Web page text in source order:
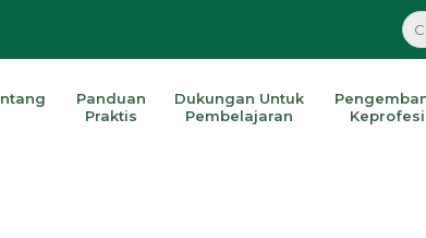
Panduan
Praktis
Dukungan Untuk
Pembelajaran